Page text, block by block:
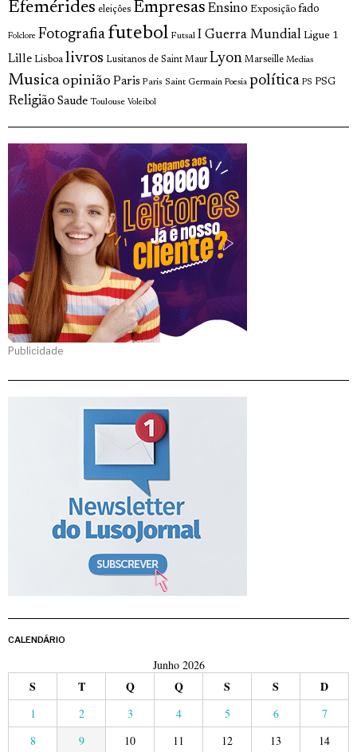
Efemérides eleições Empresas Ensino Exposição fado
Folclore Fotografia futebol Futsal I Guerra Mundial Ligue 1
Lille Lisboa livros Lusitanos de Saint Maur Lyon Marseille Medias
Musica opinião Paris Paris Saint Germain Poesia política PS PSG
Religião Saude Toulouse Voleibol
Publicidade
CALENDÁRIO
Junho 2026
S T Q Q S S D
1 2 3 4 5 6
7
8
9 10 11 12 13 14